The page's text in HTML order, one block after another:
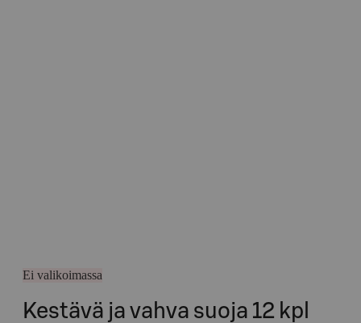
Ei valikoimassa
Kestävä ja vahva suoja 12 kpl